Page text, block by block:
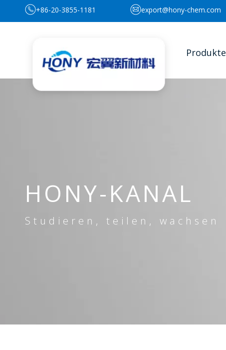
+86-20-3855-1181 export@hony-chem.com
Produkte
HONY-KANAL
Studieren, teilen, wachsen